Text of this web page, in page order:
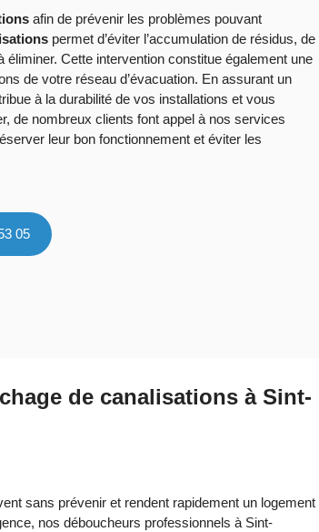
afin de prévenir les problèmes pouvant
permet d’éviter l’accumulation de résidus, de
Cette intervention constitue également une
de votre réseau d’évacuation. En assurant un
à la durabilité de vos installations et vous
de nombreux clients font appel à nos services
leur bon fonctionnement et éviter les
05
de canalisations à Sint-
sans prévenir et rendent rapidement un logement
nos déboucheurs professionnels à Sint-